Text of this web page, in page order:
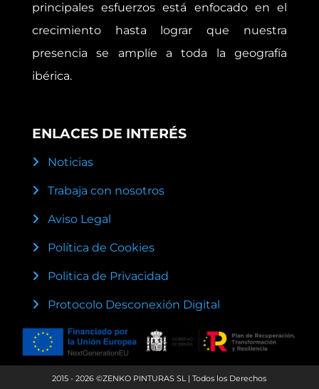
principales esfuerzos está enfocado en el
crecimiento hasta lograr que nuestra
presencia se amplíe a toda la geografía
ibérica.
ENLACES DE INTERÉS
Noticias
Trabaja con nosotros
Aviso Legal
Política de Cookies
Politica de Privacidad
Protocolo Desconexión Digital
2015 - 2026 ©ZENKO PINTURAS SL | Todos los Derechos